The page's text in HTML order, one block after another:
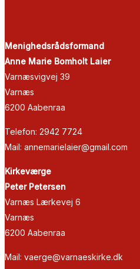
Menighedsrådsformand
Anne Marie Bomholt Laier
Varnæsvigvej 39
Varnæs
6200 Aabenraa
Telefon: 2942 7724
Mail: annemarielaier@gmail.com
Kirkeværge
Peter Petersen
Varnæs Lærkevej 6
Varnæs
6200 Aabenraa
Mail: vaerge@varnaeskirke.dk